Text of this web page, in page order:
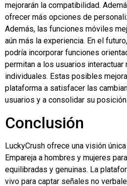
mejorarán la compatibilidad.
ofrecer más opciones de
Además, las funciones móviles
aún más la experiencia. En el
podría incorporar funciones
permitan a los usuarios interactuar
individuales. Estas posibles
plataforma a satisfacer las
usuarios y a consolidar su
Conclusión
LuckyCrush ofrece una visión
Empareja a hombres y mujeres
equilibradas y genuinas. La
vivo para captar señales no